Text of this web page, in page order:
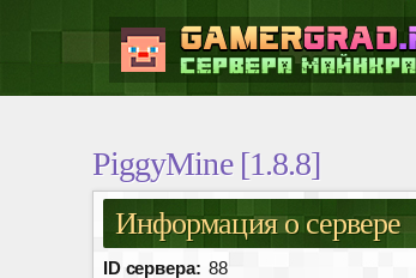
PiggyMine [1.8.8]
Информация о сервере
ID сервера: 88